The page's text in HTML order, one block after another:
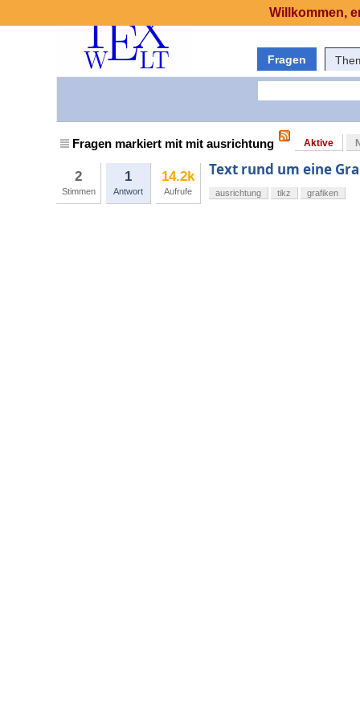
Fragen
Fragen markiert mit mit ausrichtung Aktive
2
Stimmen
1
Antwort
14.2k
Aufrufe
Text rund um eine
ausrichtung tikz grafiken
Willkommen,